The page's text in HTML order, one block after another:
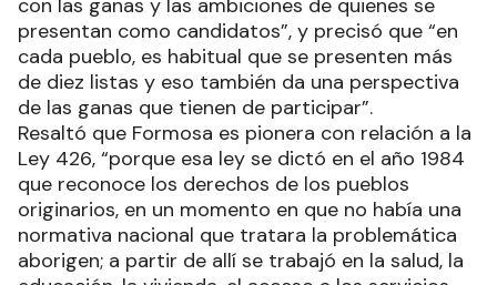
con las ganas y las ambiciones de quienes se
presentan como candidatos”, y precisó que “en
cada pueblo, es habitual que se presenten más
de diez listas y eso también da una perspectiva
de las ganas que tienen de participar”.
Resaltó que Formosa es pionera con relación a la
Ley 426, “porque esa ley se dictó en el año 1984
que reconoce los derechos de los pueblos
originarios, en un momento en que no había una
normativa nacional que tratara la problemática
aborigen; a partir de allí se trabajó en la salud, la